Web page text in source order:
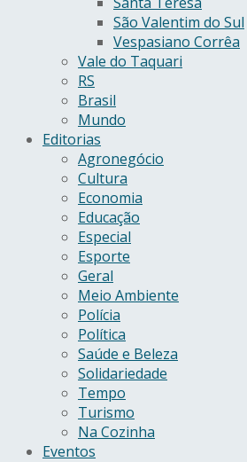
São Valentim do Sul
Vespasiano Corrêa
Vale do Taquari
RS
Brasil
Mundo
Editorias
Agronegócio
Cultura
Economia
Educação
Especial
Esporte
Geral
Meio Ambiente
Polícia
Política
Saúde e Beleza
Solidariedade
Tempo
Turismo
Na Cozinha
Eventos